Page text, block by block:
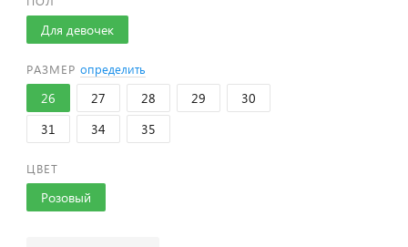
Для девочек
РАЗМЕР определить
26 27 28 29
30
31
34 35
ЦВЕТ
Розовый